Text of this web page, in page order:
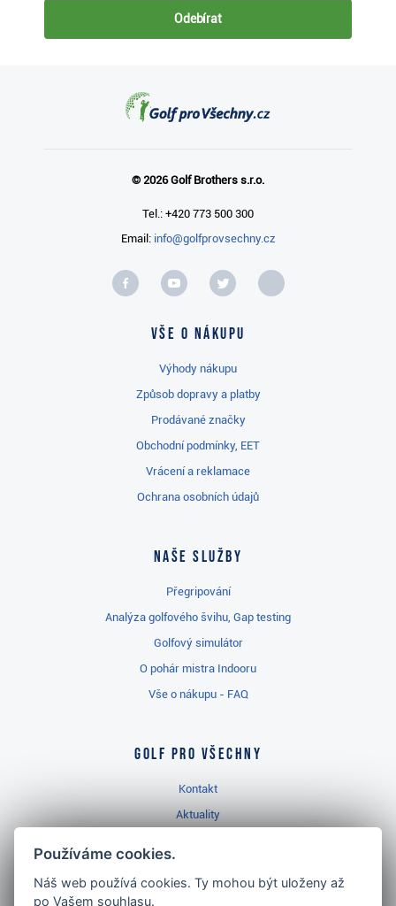
Odebírat
© 2026 Golf Brothers s.r.o.
Tel.: +420 773 500 300
Email: info@golfprovsechny.cz
Vše o nákupu
Výhody nákupu
Způsob dopravy a platby
Prodávané značky
Obchodní podmínky, EET
Vrácení a reklamace
Ochrana osobních údajů
Naše služby
Přegripování
Analýza golfového švihu, Gap testing
Golfový simulátor
O pohár mistra Indooru
Vše o nákupu - FAQ
Golf pro všechny
Kontakt
Aktuality
Golfový slovník
Používáme cookies.
Náš web používá cookies. Ty mohou být uloženy až
po Vašem souhlasu.